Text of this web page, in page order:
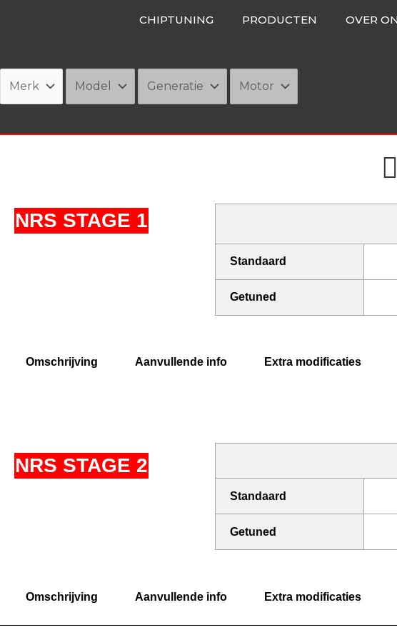
CHIPTUNING PRODUCTEN OVER
NRS STAGE 1
Standaard
Getuned
Omschrijving Aanvullende info Extra modificaties
NRS STAGE 2
Standaard
Getuned
Omschrijving Aanvullende info Extra modificaties